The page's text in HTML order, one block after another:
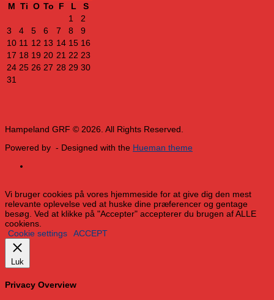
M Ti O To F L
S
1
2
3
4 5 6 7 8
9
10 11 12 13 14 15 16
17 18 19 20 21 22 23
24 25 26 27 28 29 30
31
Hampeland GRF © 2026. All Rights Reserved.
Powered by - Designed with the Hueman theme
Vi bruger cookies på vores hjemmeside for at give dig den mest
relevante oplevelse ved at huske dine præferencer og gentage
besøg. Ved at klikke på "Accepter" accepterer du brugen af ​​ALLE
cookiens.
Cookie settings
ACCEPT
Luk
Privacy Overview